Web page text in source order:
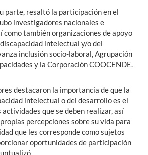
parte, resaltó la participación en el
investigadores nacionales e
como también organizaciones de apoyo
intelectual y/o del
inclusión socio-laboral, Agrupación
y la Corporación COOCENDE.
destacaron la importancia de que la
intelectual o del desarrollo es el
que se deben realizar, así
percepciones sobre su vida para
que les corresponde como sujetos
oportunidades de participación